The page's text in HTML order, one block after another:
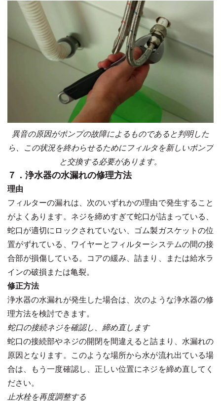
異音の原因がポンプの故障によるものであると判明した
ら、この状況を終わらせるためにフィルタを新しいポンプ
と交換する必要があります。
７．浄水器の水漏れの修理方法
理由
フィルターの漏れは、次のいずれかの理由で発生すること
がよくあります。ネジを締めすぎて蛇口が詰まっている、
蛇口が適切にロックされていない、ゴム製ガスケットの位
置がずれている、ワイヤーとフィルターシステムの間の接
合部が損傷している。コアの緩み、詰まり、または給水ラ
インの破損または亀裂。
修正方法
浄水器の水漏れが発生した場合は、次のような浄水器の修
理方法を検討できます。
蛇口の接続ネジを確認し、締め直します
蛇口の接続部やネジの開閉を間違えると詰まり、水漏れの
原因となります。このような場所から水が流れ出ている場
合は、もう一度確認し、正しい位置にネジを締め直してく
ださい。
止水栓を再度調整する